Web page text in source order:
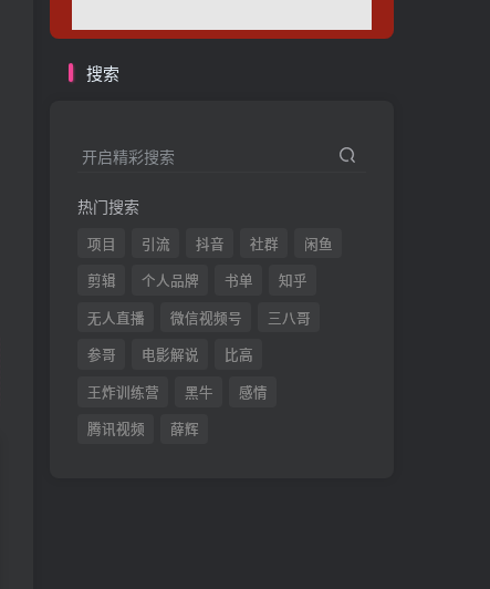
搜索
开启精彩搜索
热门搜索
项目 引流 抖音 社群
闲鱼
剪辑
个人品牌 书单
知乎
无人直播
微信视频号
三八哥
参哥
电影解说
比高
王炸训练营
黑牛
感情
腾讯视频
薛辉